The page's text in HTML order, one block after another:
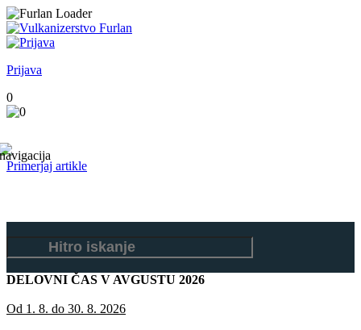
Prijava
0
Primerjaj artikle
DELOVNI ČAS V AVGUSTU 2026
Od 1. 8. do 30. 8. 2026